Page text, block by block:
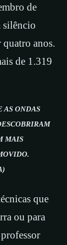
de
silêncio
anos.
de 1.319
AS ONDAS
MAIS
que
ou para